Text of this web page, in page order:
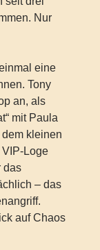
Nur
eine
Tony
an, als
mit Paula
kleinen
Loge
das
– das
auf Chaos